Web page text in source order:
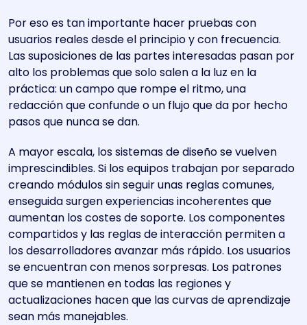
Por eso es tan importante hacer pruebas con
usuarios reales desde el principio y con frecuencia.
Las suposiciones de las partes interesadas pasan por
alto los problemas que solo salen a la luz en la
práctica: un campo que rompe el ritmo, una
redacción que confunde o un flujo que da por hecho
pasos que nunca se dan.
A mayor escala, los sistemas de diseño se vuelven
imprescindibles. Si los equipos trabajan por separado
creando módulos sin seguir unas reglas comunes,
enseguida surgen experiencias incoherentes que
aumentan los costes de soporte. Los componentes
compartidos y las reglas de interacción permiten a
los desarrolladores avanzar más rápido. Los usuarios
se encuentran con menos sorpresas. Los patrones
que se mantienen en todas las regiones y
actualizaciones hacen que las curvas de aprendizaje
sean más manejables.